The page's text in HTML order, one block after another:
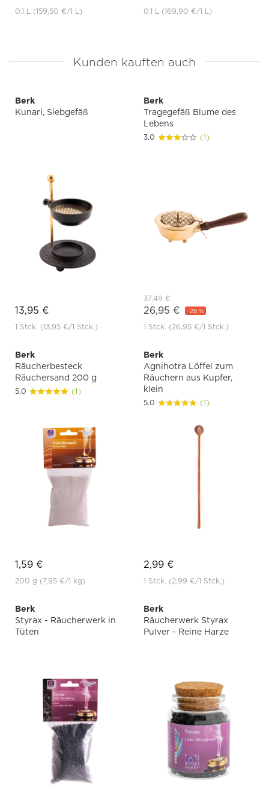
0.1 L (159,50 €/1 L) 0.1 L (169,90 €/1 L)
Kunden kauften auch
Berk
Kunari, Siebgefäß
13,95 €
1 Stck. (13,95 €/1 Stck.)
Berk
Tragegefäß Blume des
Lebens
3.0 (1)
37,49 €
26,95 € -28 %
1 Stck. (26,95 €/1 Stck.)
Berk
Räucherbesteck
Räuchersand 200 g
5.0 (1)
1,59 €
200 g (7,95 €/1 kg)
Berk
Agnihotra Löffel zum
Räuchern aus Kupfer,
klein
5.0 (1)
2,99 €
1 Stck. (2,99 €/1 Stck.)
Berk
Styrax - Räucherwerk in
Tüten
Berk
Räucherwerk Styrax
Pulver - Reine Harze